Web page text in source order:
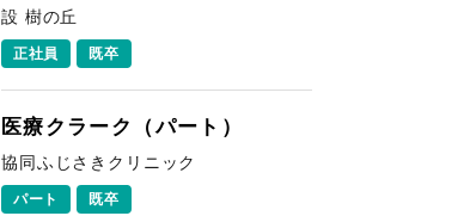
設 樹の丘
正社員 既卒
医療クラーク（パート）
協同ふじさきクリニック
パート 既卒